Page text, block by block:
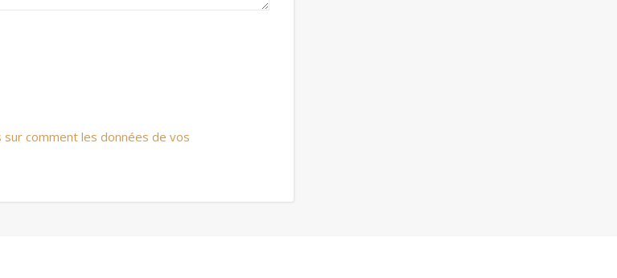
sur comment les données de vos